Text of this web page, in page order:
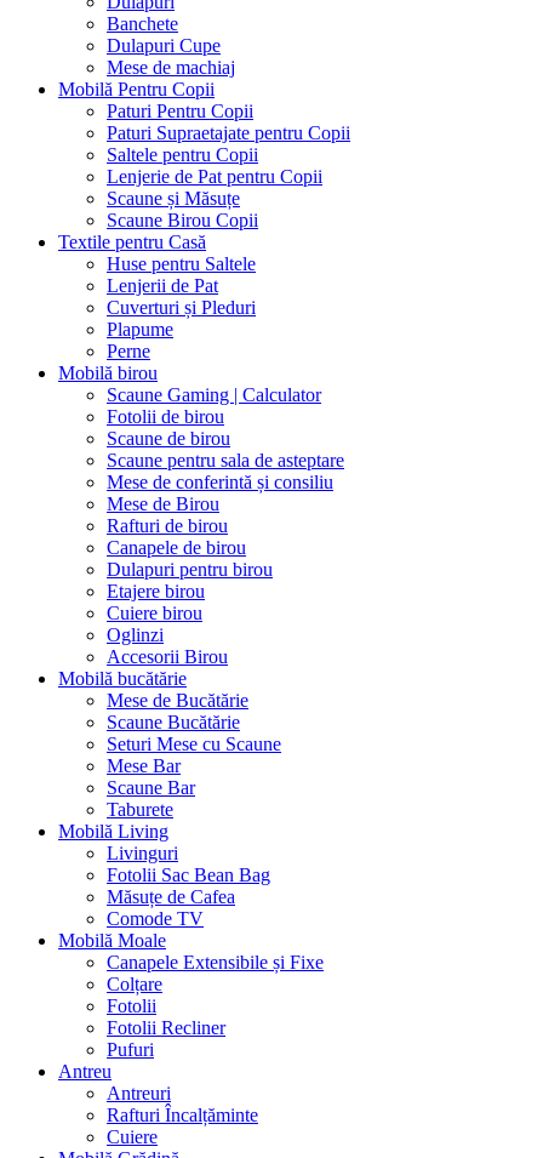
Banchete
Dulapuri Cupe
Mese de machiaj
Mobilă Pentru Copii
Paturi Pentru Copii
Paturi Supraetajate pentru Copii
Saltele pentru Copii
Lenjerie de Pat pentru Copii
Scaune și Măsuțe
Scaune Birou Copii
Textile pentru Casă
Huse pentru Saltele
Lenjerii de Pat
Cuverturi și Pleduri
Plapume
Perne
Mobilă birou
Scaune Gaming | Calculator
Fotolii de birou
Scaune de birou
Scaune pentru sala de asteptare
Mese de conferintă și consiliu
Mese de Birou
Rafturi de birou
Canapele de birou
Dulapuri pentru birou
Etajere birou
Cuiere birou
Oglinzi
Accesorii Birou
Mobilă bucătărie
Mese de Bucătărie
Scaune Bucătărie
Seturi Mese cu Scaune
Mese Bar
Scaune Bar
Taburete
Mobilă Living
Livinguri
Fotolii Sac Bean Bag
Măsuțe de Cafea
Comode TV
Mobilă Moale
Canapele Extensibile și Fixe
Colțare
Fotolii
Fotolii Recliner
Pufuri
Antreu
Antreuri
Rafturi Încalțăminte
Cuiere